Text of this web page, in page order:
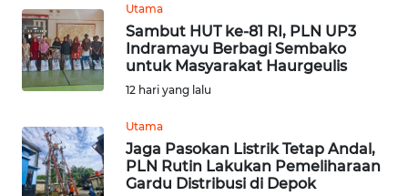
Utama
Sambut HUT ke-81 RI, PLN UP3
Indramayu Berbagi Sembako
untuk Masyarakat Haurgeulis
12 hari yang lalu
Utama
Jaga Pasokan Listrik Tetap Andal,
PLN Rutin Lakukan Pemeliharaan
Gardu Distribusi di Depok
WN
PAPUA
WN
WN
RIAU